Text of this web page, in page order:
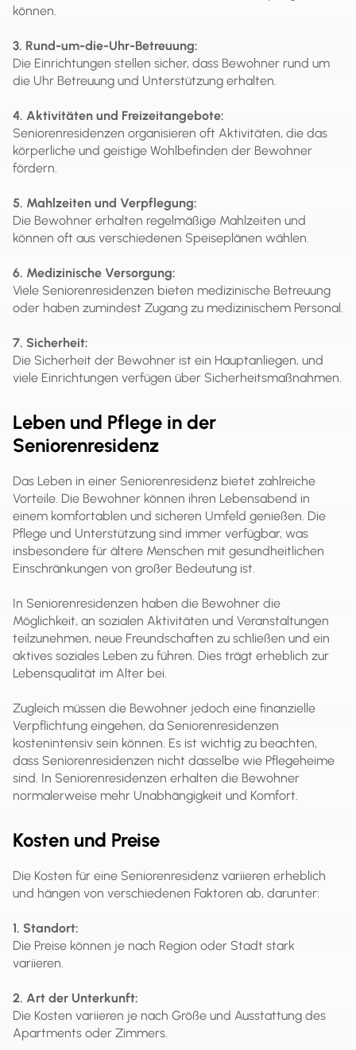
können.
3. Rund-um-die-Uhr-Betreuung:
Die Einrichtungen stellen sicher, dass Bewohner rund um
die Uhr Betreuung und Unterstützung erhalten.
4. Aktivitäten und Freizeitangebote:
Seniorenresidenzen organisieren oft Aktivitäten, die das
körperliche und geistige Wohlbefinden der Bewohner
fördern.
5. Mahlzeiten und Verpflegung:
Die Bewohner erhalten regelmäßige Mahlzeiten und
können oft aus verschiedenen Speiseplänen wählen.
6. Medizinische Versorgung:
Viele Seniorenresidenzen bieten medizinische Betreuung
oder haben zumindest Zugang zu medizinischem Personal.
7. Sicherheit:
Die Sicherheit der Bewohner ist ein Hauptanliegen, und
viele Einrichtungen verfügen über Sicherheitsmaßnahmen.
Leben und Pflege in der
Seniorenresidenz
Das Leben in einer Seniorenresidenz bietet zahlreiche
Vorteile. Die Bewohner können ihren Lebensabend in
einem komfortablen und sicheren Umfeld genießen. Die
Pflege und Unterstützung sind immer verfügbar, was
insbesondere für ältere Menschen mit gesundheitlichen
Einschränkungen von großer Bedeutung ist.
In Seniorenresidenzen haben die Bewohner die
Möglichkeit, an sozialen Aktivitäten und Veranstaltungen
teilzunehmen, neue Freundschaften zu schließen und ein
aktives soziales Leben zu führen. Dies trägt erheblich zur
Lebensqualität im Alter bei.
Zugleich müssen die Bewohner jedoch eine finanzielle
Verpflichtung eingehen, da Seniorenresidenzen
kostenintensiv sein können. Es ist wichtig zu beachten,
dass Seniorenresidenzen nicht dasselbe wie Pflegeheime
sind. In Seniorenresidenzen erhalten die Bewohner
normalerweise mehr Unabhängigkeit und Komfort.
Kosten und Preise
Die Kosten für eine Seniorenresidenz variieren erheblich
und hängen von verschiedenen Faktoren ab, darunter:
1. Standort:
Die Preise können je nach Region oder Stadt stark
variieren.
2. Art der Unterkunft:
Die Kosten variieren je nach Größe und Ausstattung des
Apartments oder Zimmers.